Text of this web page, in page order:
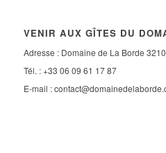
VENIR AUX GÎTES DU
Adresse : Domaine de La Borde
Tél. : +33 06 09 61 17 87
E-mail :